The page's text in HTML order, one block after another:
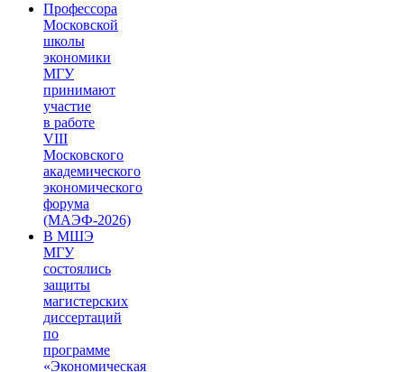
Профессора
Московской
школы
экономики
МГУ
принимают
участие
в работе
VIII
Московского
академического
экономического
форума
(МАЭФ-2026)
В МШЭ
МГУ
состоялись
защиты
магистерских
диссертаций
по
программе
«Экономическая